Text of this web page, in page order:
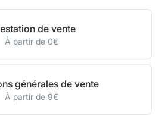
de vente
À partir de 0€
générales de vente
À partir de 9€